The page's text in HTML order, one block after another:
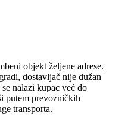
objekt željene adrese.
dostavljač nije dužan
nalazi kupac već do
putem prevozničkih
transporta.